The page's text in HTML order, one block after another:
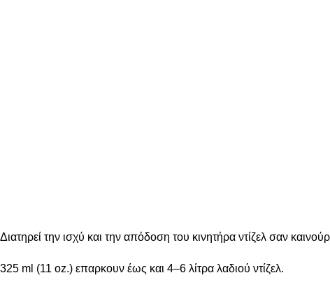
Διατηρεί την ισχύ και την απόδοση του κινητήρα ντίζελ σαν
325 ml (11 oz.) επαρκουν έως και 4–6 λίτρα λαδιού ντίζελ.